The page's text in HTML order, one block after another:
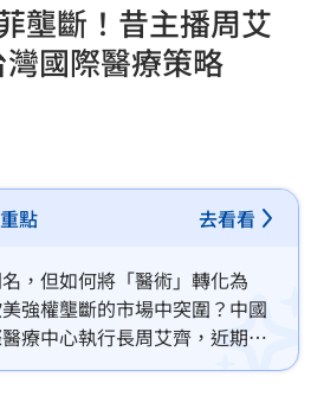
壟斷！昔主播周艾
國際醫療策略
點 去看看
，但如何將「醫術」轉化為
強權壟斷的市場中突圍？中國
療中心執行長周艾齊，近期出
將她十年間從空姐、新聞主播